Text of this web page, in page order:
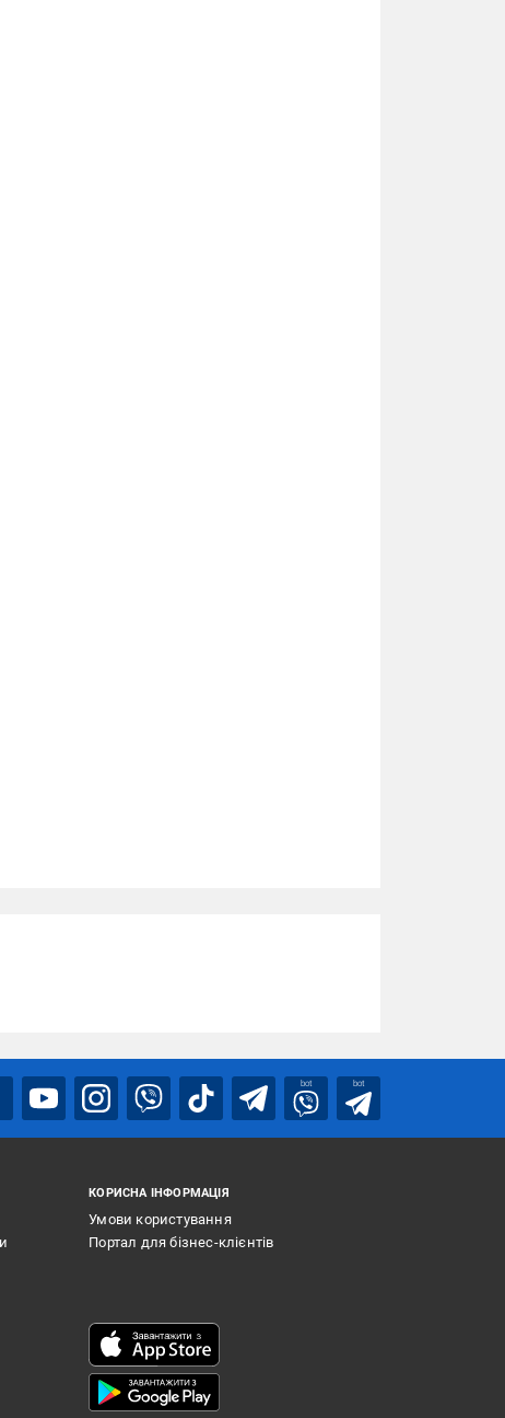
bot bot
КОРИСНА ІНФОРМАЦІЯ
Умови користування
Портал для бізнес-клієнтів